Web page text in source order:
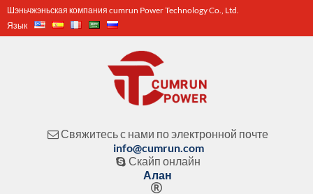
Шэньчжэньская компания cumrun Power Technology Co., Ltd.
Язык
 Свяжитесь с нами по электронной почте
info@cumrun.com
 Скайп онлайн
Алан
